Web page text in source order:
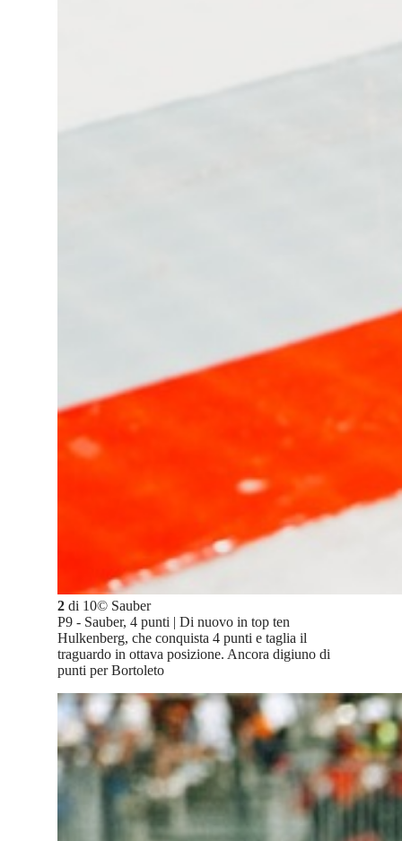
2 di 10© Sauber
P9 - Sauber, 4 punti | Di nuovo in top ten
Hulkenberg, che conquista 4 punti e taglia il
traguardo in ottava posizione. Ancora digiuno di
punti per Bortoleto